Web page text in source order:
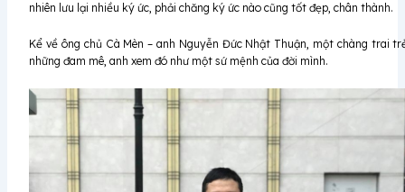
nhiên lưu lại nhiều ký ức, phải chăng ký ức nào cũng tốt đẹp, chân thành.
Kể về ông chủ Cà Mèn – anh Nguyễn Đức Nhật Thuận, một chàng trai
những đam mê, anh xem đó như một sứ mệnh của đời mình.